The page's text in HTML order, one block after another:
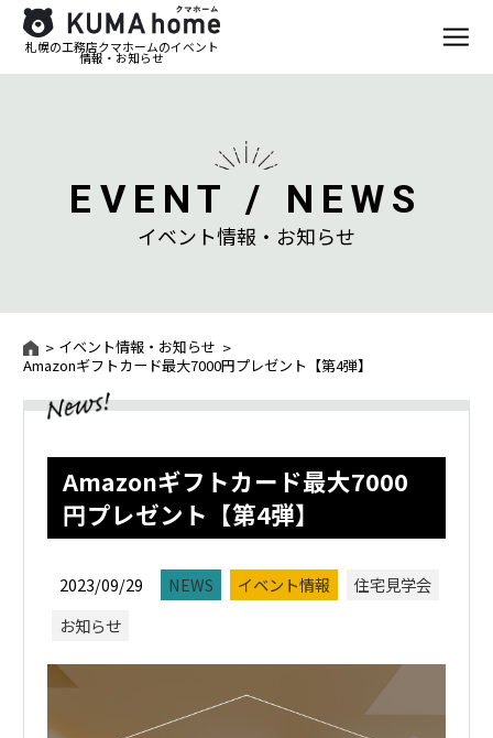
札幌の工務店クマホームのイベント
情報・お知らせ
EVENT / NEWS
イベント情報・お知らせ
イベント情報・お知らせ
Amazonギフトカード最大7000円プレゼント【第4弾】
Amazonギフトカード最大7000
円プレゼント【第4弾】
2023/09/29 NEWS イベント情報
住宅見学会
お知らせ